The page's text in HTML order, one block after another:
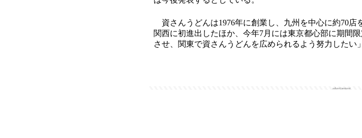
資さんうどんは1976年に創業し、九州を中心に約70店
関西に初進出したほか、今年7月には東京都心部に期間
させ、関東で資さんうどんを広められるよう努力したい
advertisement